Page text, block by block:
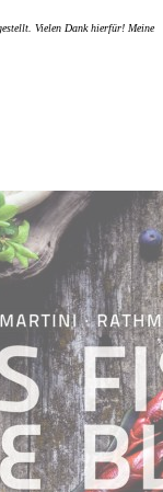
Vielen Dank hierfür! Meine